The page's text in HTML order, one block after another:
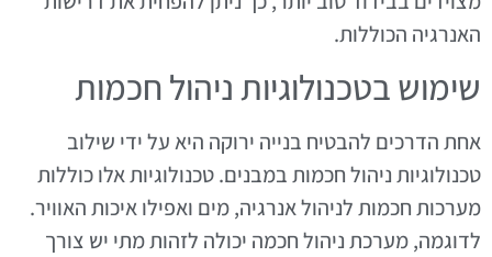
האנרגיה הכוללות.
שימוש בטכנולוגיות ניהול חכמות
אחת הדרכים להבטיח בנייה ירוקה היא על ידי שילוב
טכנולוגיות ניהול חכמות במבנים. טכנולוגיות אלו כוללות
מערכות חכמות לניהול אנרגיה, מים ואפילו איכות האוויר.
לדוגמה, מערכת ניהול חכמה יכולה לזהות מתי יש צורך